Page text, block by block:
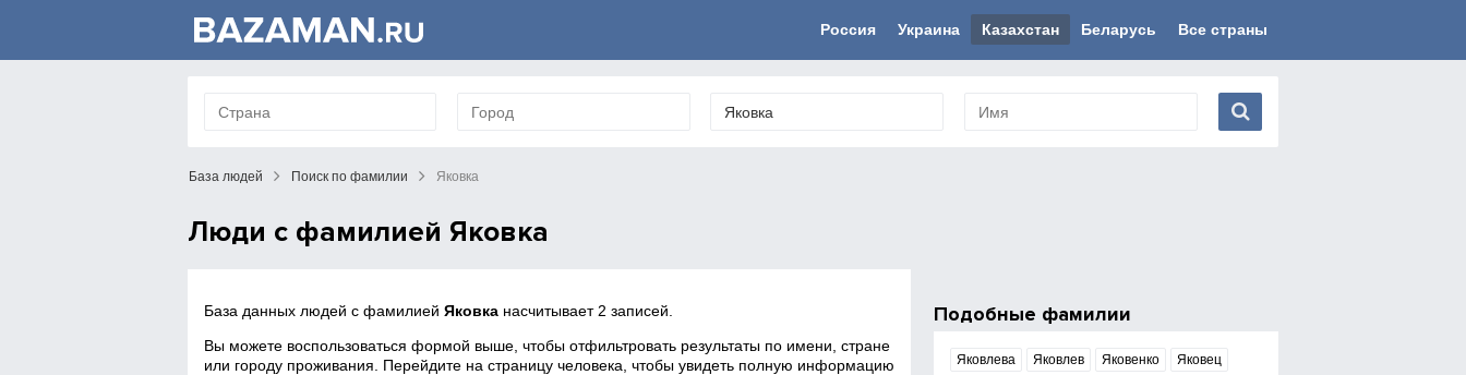
Россия Украина Казахстан Беларусь Все страны
База людей Поиск по фамилии Яковка
Люди с фамилией Яковка
База данных людей с фамилиейЯковка насчитывает 2 записей.
Вы можете воспользоваться формой выше, чтобы отфильтровать результаты по имени, стране
или городу проживания. Перейдите на страницу человека, чтобы увидеть полную информацию
Подобные фамилии
Яковлева Яковлев Яковенко
Яковец